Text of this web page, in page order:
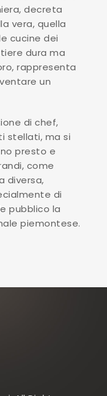
decreta
vera, quella
cucine dei
dura ma
rappresenta
un
di chef,
stellati, ma si
presto e
come
diversa,
di
pubblico la
piemontese.